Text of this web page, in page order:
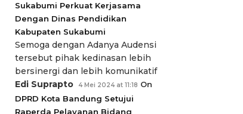
Sukabumi Perkuat Kerjasama
Dengan Dinas Pendidikan
Kabupaten Sukabumi
Semoga dengan Adanya Audensi
tersebut pihak kedinasan lebih
bersinergi dan lebih komunikatif
Edi Suprapto
4 Mei 2024 at 11:18 On
DPRD Kota Bandung Setujui
Raperda Pelayanan Bidang